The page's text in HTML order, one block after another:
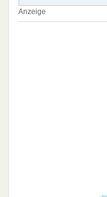
Anzeige